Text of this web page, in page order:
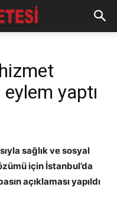
yaptı
sağlık ve sosyal
için İstanbul’da
açıklaması yapıldı